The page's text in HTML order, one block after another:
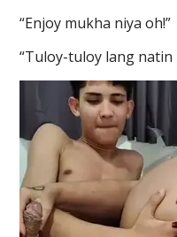
“Enjoy mukha niya oh!”
“Tuloy-tuloy lang natin